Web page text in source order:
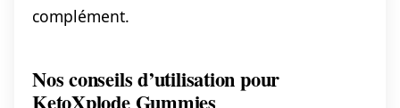
complément.
Nos conseils d’utilisation pour